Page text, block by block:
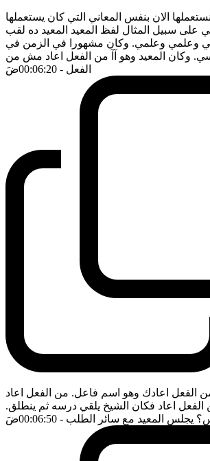
الان بنفس المعاني التي كان يستعملها
على سبيل المثال لفظ المعيد المعيد ده لقب
وعلمي وعلمي. وكان مشهورا في الزمن في
وكان المعيد وهو آآ من الفعل اعاد مش من
الفعل - 00:06:20 ضَ
الفعل اعادك وهو اسم فاعل. من الفعل اعاد
اعاد فكان الشيخ يلقي درسه ثم ينطلق.
يجلس المعيد مع سائر الطلب - 00:06:50 ضَ